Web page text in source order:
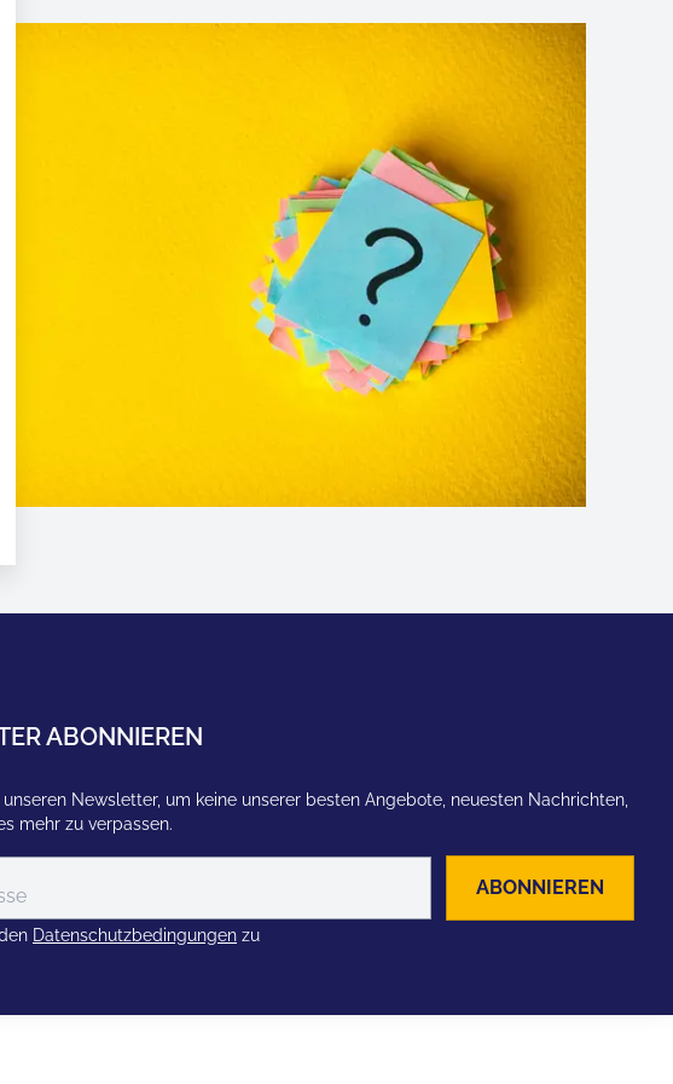
ABONNIEREN
Newsletter, um keine unserer besten Angebote, neuesten Nachrichten,
mehr zu verpassen.
ABONNIEREN
Datenschutzbedingungen zu